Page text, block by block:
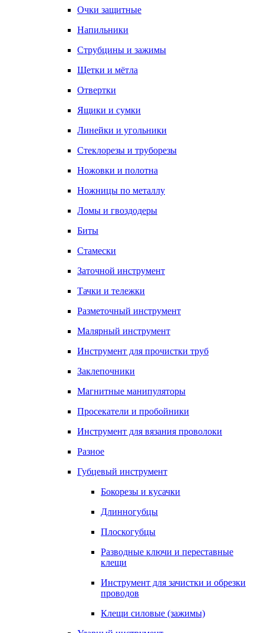
Очки защитные
Напильники
Струбцины и зажимы
Щетки и мётла
Отвертки
Ящики и сумки
Линейки и угольники
Стеклорезы и труборезы
Ножовки и полотна
Ножницы по металлу
Ломы и гвоздодеры
Биты
Стамески
Заточной инструмент
Тачки и тележки
Разметочный инструмент
Малярный инструмент
Инструмент для прочистки труб
Заклепочники
Магнитные манипуляторы
Просекатели и пробойники
Инструмент для вязания проволоки
Разное
Губцевый инструмент
Бокорезы и кусачки
Длинногубцы
Плоскогубцы
Разводные ключи и переставные
клещи
Инструмент для зачистки и обрезки
проводов
Клещи силовые (зажимы)